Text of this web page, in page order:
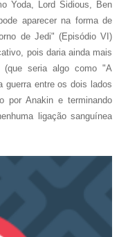
Yoda, Lord Sidious, Ben
aparecer na forma de
de Jedi" (Episódio VI)
pois daria ainda mais
seria algo como "A
guerra entre os dois lados
por Anakin e terminando
ligação sanguínea